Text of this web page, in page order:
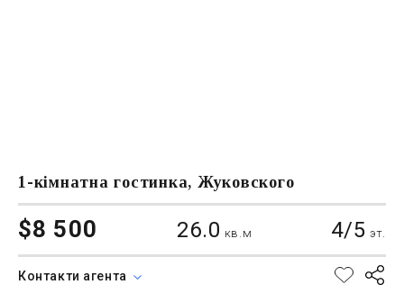
1-кімнатна гостинка, Жуковского
$8 500 26.0 кв.м 4/5 эт.
Контакти агента